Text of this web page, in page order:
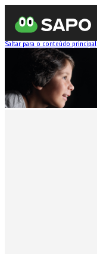
Saltar para o conteúdo principal